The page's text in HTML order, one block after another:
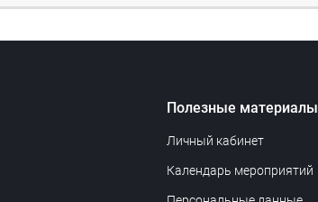
Полезные материалы
Личный кабинет
Календарь мероприятий